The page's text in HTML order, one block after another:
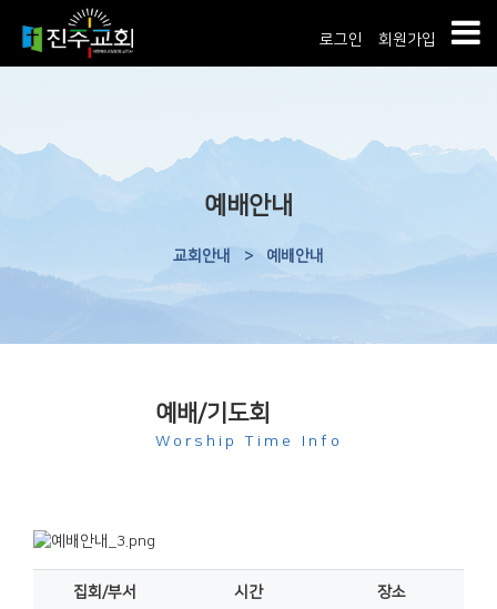
로그인 회원가입
예배안내
교회안내 > 예배안내
예배/기도회
Worship Time Info
집회/부서 시간 장소